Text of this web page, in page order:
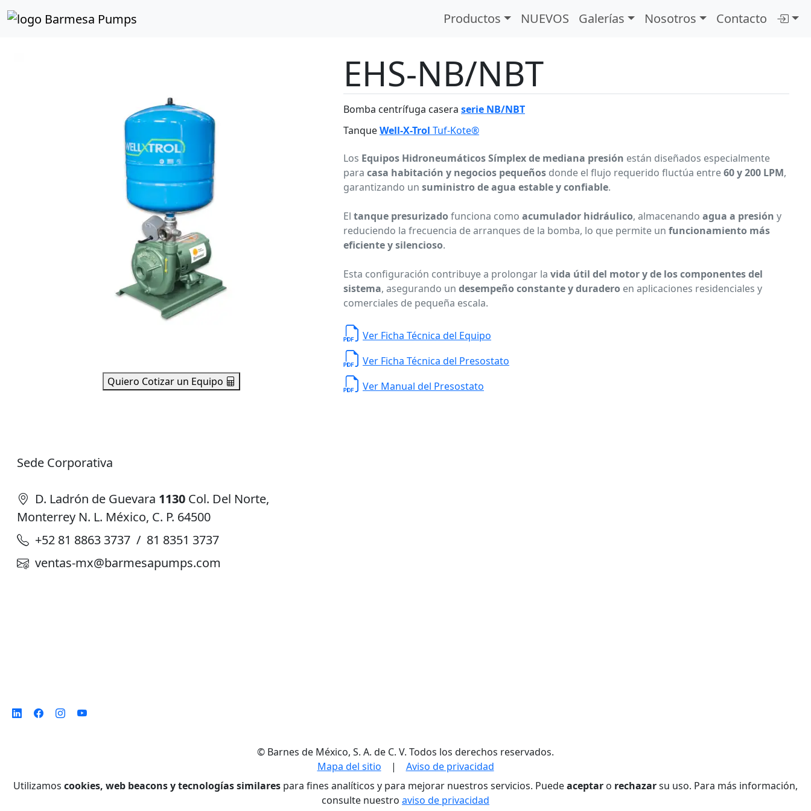
Productos NUEVOS Galerías Nosotros Contacto
Inicio Catálogo de Productos
Quiero Cotizar un Equipo
EHS-NB/NBT
Bomba centrífuga casera serie NB/NBT
TanqueWell-X-Trol Tuf-Kote®
Los Equipos Hidroneumáticos Símplex de mediana presión están diseñados especialmente
para casa habitación y negocios pequeños donde el flujo requerido fluctúa entre60 y 200 LPM,
garantizando un suministro de agua estable y confiable.
El tanque presurizadofunciona como acumulador hidráulico, almacenando agua a presión y
reduciendo la frecuencia de arranques de la bomba, lo que permite un funcionamiento más
eficiente y silencioso.
Esta configuración contribuye a prolongar la vida útil del motor y de los componentes del
sistema, asegurando un desempeño constante y duradero en aplicaciones residenciales y
comerciales de pequeña escala.
Ver Ficha Técnica del Equipo
Ver Ficha Técnica del Presostato
Ver Manual del Presostato
Sede Corporativa
D. Ladrón de Guevara 1130 Col. Del Norte,
Monterrey N. L. México, C. P. 64500
+52 81 8863 3737 / 81 8351 3737
ventas-mx@barmesapumps.com
© Barnes de México, S. A. de C. V. Todos los derechos reservados.
Mapa del sitio | Aviso de privacidad
Utilizamos cookies, web beacons y tecnologías similares para fines analíticos y para mejorar nuestros servicios. Puedeaceptar o rechazarsu uso. Para más información,
consulte nuestro aviso de privacidad